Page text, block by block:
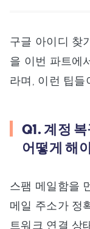
구글 아이디 찾
을 이번 파트에
라며, 이런 팁들
Q1. 계정
어떻게 해
스팸 메일함을
메일 주소가 정
트워크 연결 상